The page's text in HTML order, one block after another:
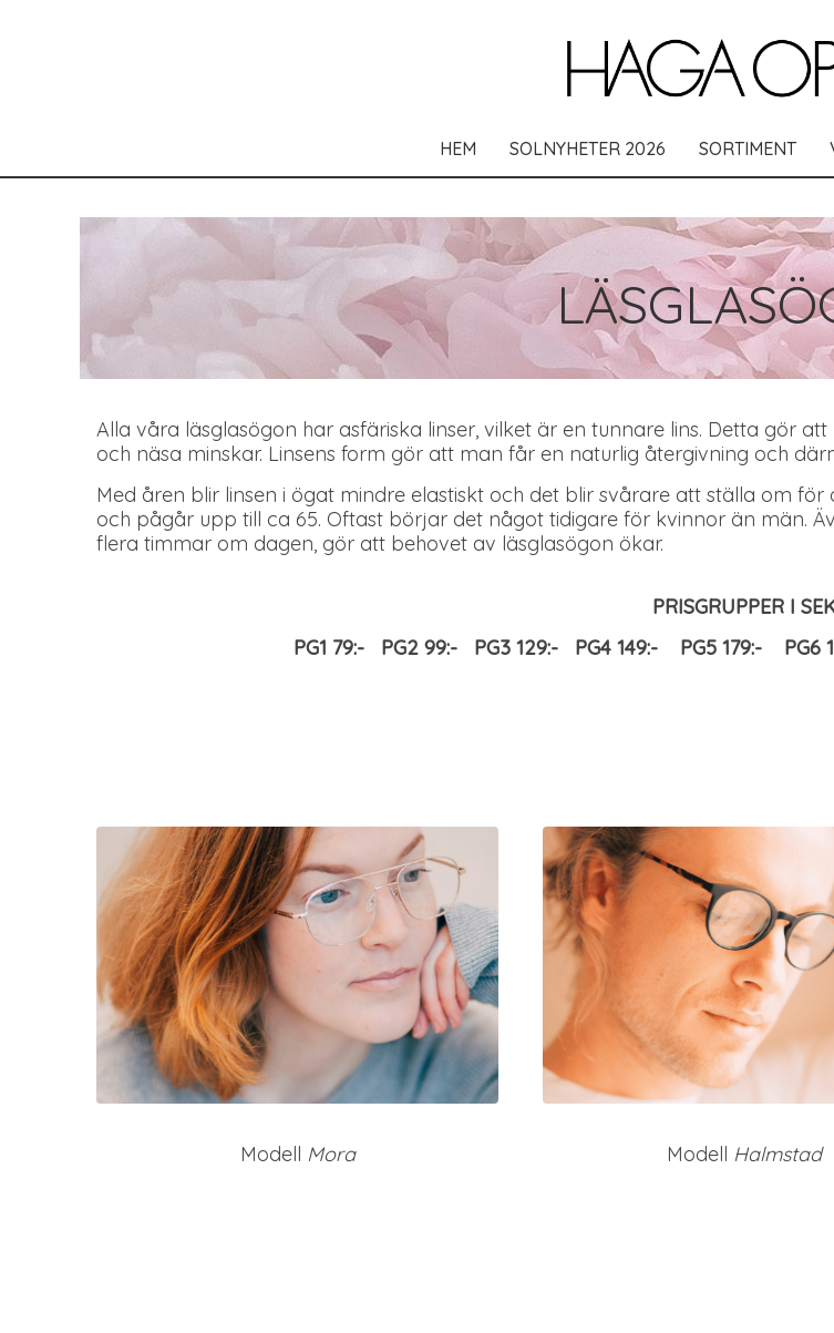
HEM SOLNYHETER 2026 SORTIMENT
Alla våra läsglasögon har asfäriska linser, vilket är en tunnare lins. Detta gör
och näsa minskar. Linsens form gör att man får en naturlig återgivning och
Med åren blir linsen i ögat mindre elastiskt och det blir svårare att ställa om
och pågår upp till ca 65. Oftast börjar det något tidigare för kvinnor än män.
flera timmar om dagen, gör att behovet av läsglasögon ökar.
PRISGRUPPER I
PG1 79:- PG2 99:- PG3 129:- PG4 149:- PG5 179:-
Modell Mora Modell Halmstad